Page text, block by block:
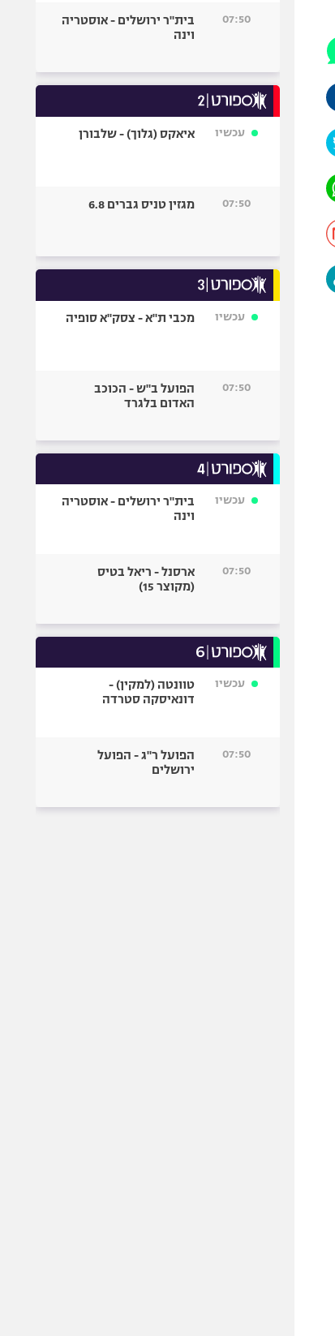
אופניים
כדורמים
פוטבול אמריקאי NFL
בייסבול MLB
07:50
בית"ר ירושלים - אוסטריה
וינה
עכשיו איאקס (גלוך) - שלבורן
07:50 מגזין טניס גברים 6.8
עכשיו מכבי ת"א - צסק"א סופיה
07:50
הפועל ב"ש - הכוכב
האדום בלגרד
עכשיו
בית"ר ירושלים - אוסטריה
וינה
07:50
ארסנל - ריאל בטיס
(מקוצר 15)
עכשיו
טוונטה (למקין) -
דונאיסקה סטרדה
07:50
הפועל ר"ג - הפועל
ירושלים